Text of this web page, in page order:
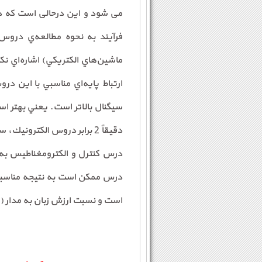
می شود و این درحالی است
فرآيند به نحوه مطالعه‌ي
ماشين‌هاي الكتريكي) اشاره‌اي
دقيقاً 2 برابر دروس
درس كنترل و الكترومغناطيس
است و نسبت ارزش زبان به مدار